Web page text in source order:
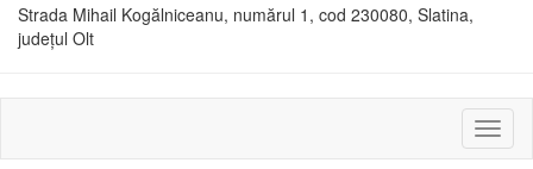
Strada Mihail Kogălniceanu, numărul 1, cod 230080, Slatina,
județul Olt
sau